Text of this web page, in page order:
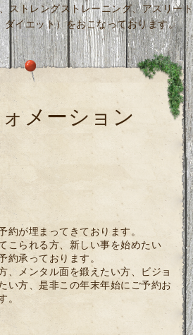
ストレングストレーニング、アスリート
ダイエット）をおこなっております。
メーション
約が埋まってきております。
こられる方、新しい事を始めたい
約承っております。
、メンタル面を鍛えたい方、ビジョ
い方、是非この年末年始にご予約お
。